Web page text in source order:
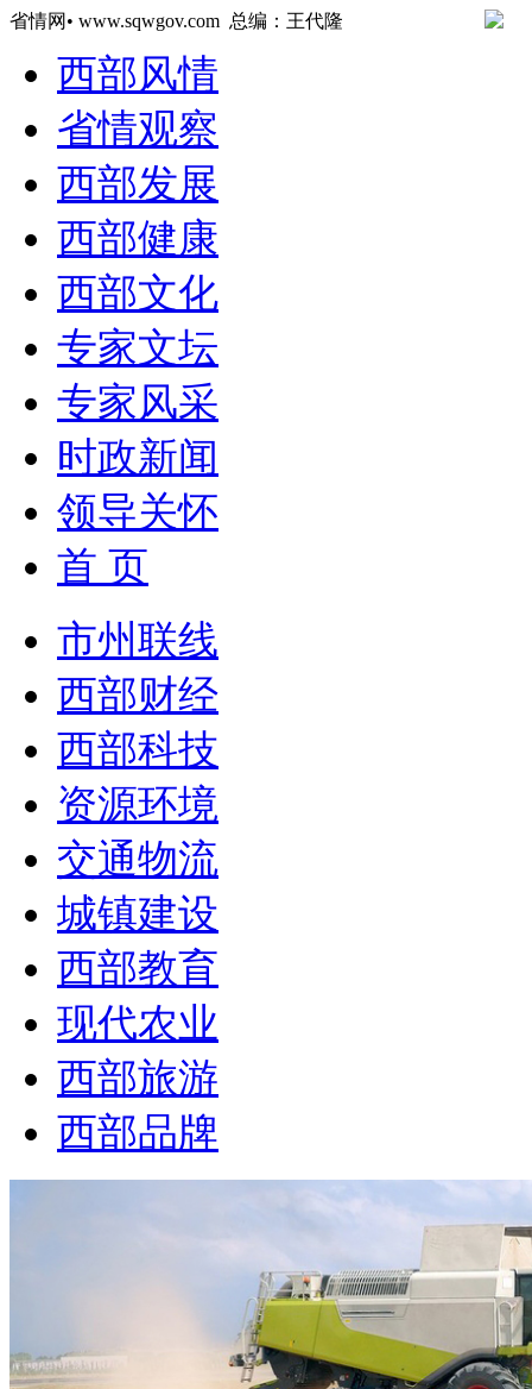
省情网• www.sqwgov.com 总编：王代隆
西部风情
省情观察
西部发展
西部健康
西部文化
专家文坛
专家风采
时政新闻
领导关怀
首 页
市州联线
西部财经
西部科技
资源环境
交通物流
城镇建设
西部教育
现代农业
西部旅游
西部品牌